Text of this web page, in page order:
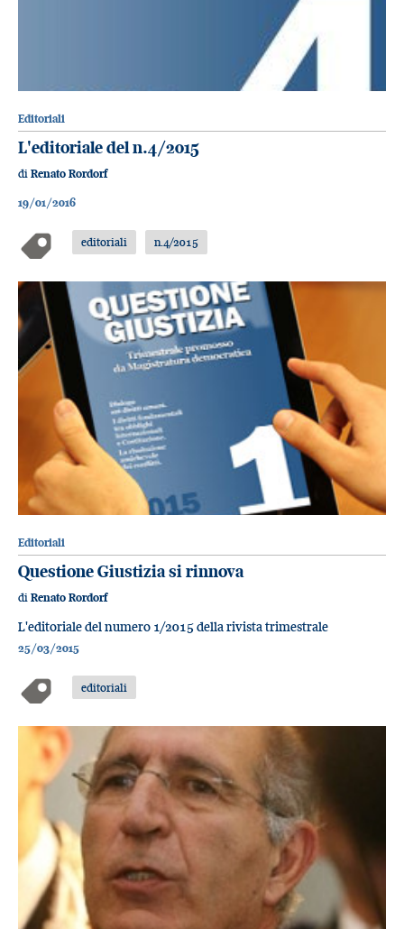
Editoriali
L'editoriale del n.4/2015
di Renato Rordorf
19/01/2016
editoriali n.4/2015
Editoriali
Questione Giustizia si rinnova
di Renato Rordorf
L'editoriale del numero 1/2015 della rivista trimestrale
25/03/2015
editoriali